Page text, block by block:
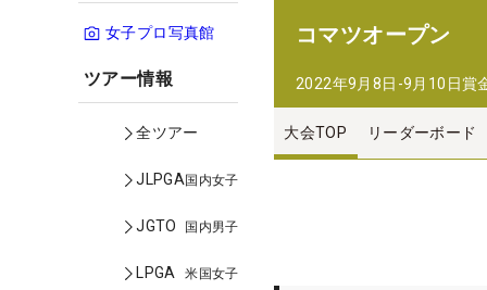
女子プロ写真館
ツアー情報
全ツアー
JLPGA国内女子
JGTO 国内男子
LPGA 米国女子
コマツオープン
2022年9月8日-9月10日賞
大会TOP リーダーボード